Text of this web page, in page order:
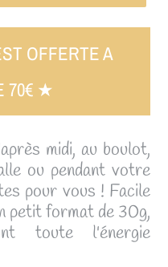
OFFERTE A
70€ ★
midi, au boulot,
ou pendant votre
pour vous ! Facile
petit format de 30g,
toute l'énergie